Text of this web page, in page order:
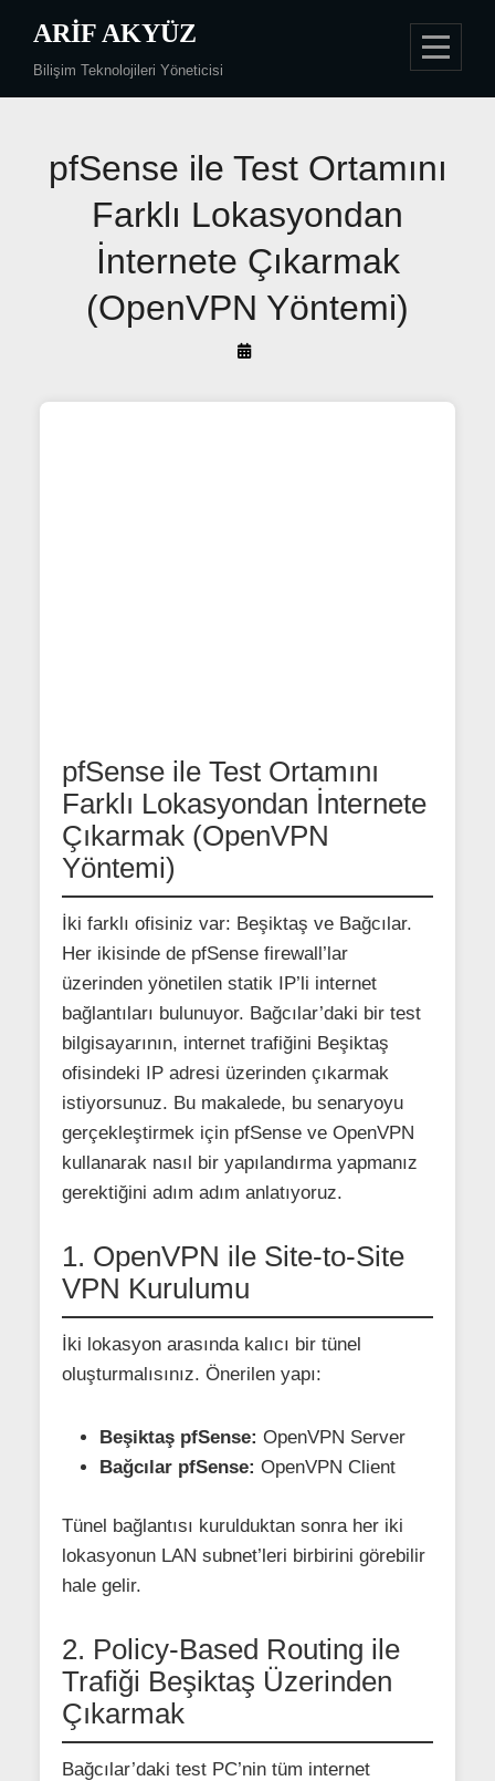
content
ARIF AKYÜZ
Bilişim Teknolojileri Yöneticisi
pfSense ile Test Ortamını
Farklı Lokasyondan
İnternete Çıkarmak
(OpenVPN Yöntemi)
By
Akyüz
pfSense ile Test Ortamını
Farklı Lokasyondan İnternete
Çıkarmak (OpenVPN
Yöntemi)
İki farklı ofisiniz var: Beşiktaş ve Bağcılar.
Her ikisinde de pfSense firewall’lar
üzerinden yönetilen statik IP’li internet
bağlantıları bulunuyor. Bağcılar’daki bir test
bilgisayarının, internet trafiğini Beşiktaş
ofisindeki IP adresi üzerinden çıkarmak
istiyorsunuz. Bu makalede, bu senaryoyu
gerçekleştirmek için pfSense ve OpenVPN
kullanarak nasıl bir yapılandırma yapmanız
gerektiğini adım adım anlatıyoruz.
1. OpenVPN ile Site-to-Site
VPN Kurulumu
İki lokasyon arasında kalıcı bir tünel
oluşturmalısınız. Önerilen yapı:
Beşiktaş pfSense: OpenVPN Server
Bağcılar pfSense: OpenVPN Client
Tünel bağlantısı kurulduktan sonra her iki
lokasyonun LAN subnet’leri birbirini görebilir
hale gelir.
2. Policy-Based Routing ile
Trafiği Beşiktaş Üzerinden
Çıkarmak
Bağcılar’daki test PC’nin tüm internet
Yazı
gezinmesi